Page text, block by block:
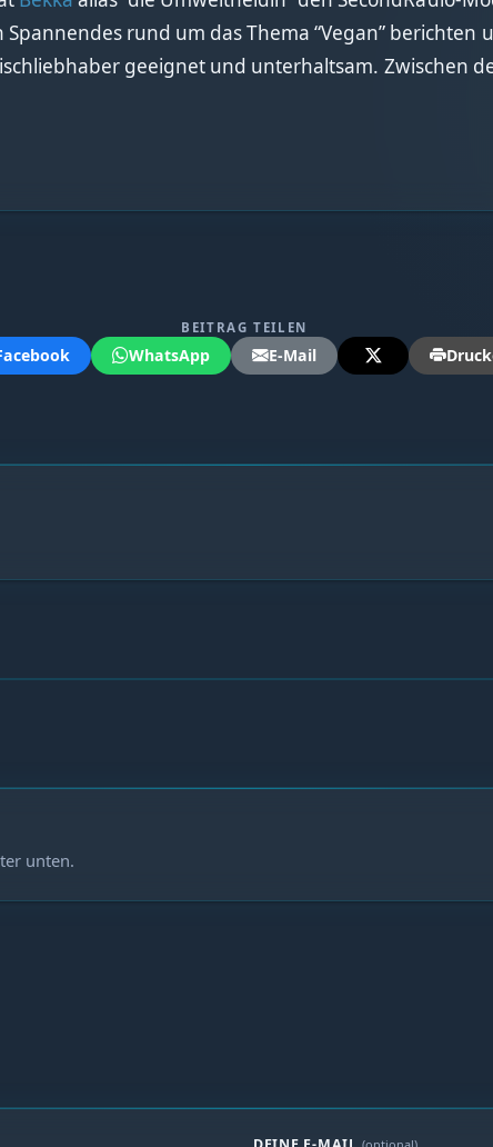
rund um das Thema “Vegan”
geeignet und unterhaltsam. Zwischen
BEITRAG TEILEN
WhatsApp E-Mail
unten.